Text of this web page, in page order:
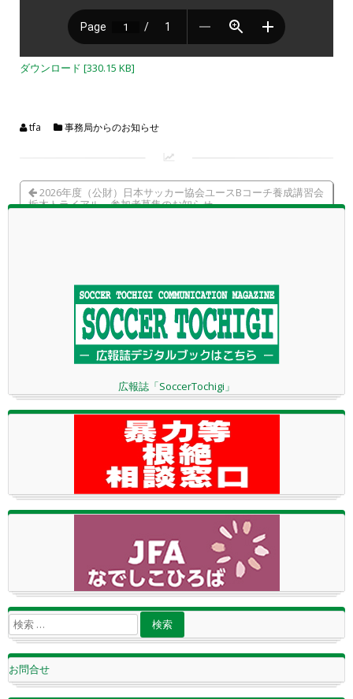
ダウンロード [330.15 KB]
tfa 事務局からのお知らせ
2026年度（公財）日本サッカー協会ユースBコーチ養成講習会
栃木トライアル 参加者募集のお知らせ
広報誌「SoccerTochigi」
お問合せ